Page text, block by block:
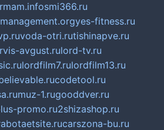
smi366.ru
yes-fitness.ru
voda-otri.rutishinapve.ru
avgust.rulord-tv.ru
lordfilm7.rulordfilm13.ru
codetool.ru
muz-1.rugooddver.ru
promo.ru2shizashop.ru
carszona-bu.ru